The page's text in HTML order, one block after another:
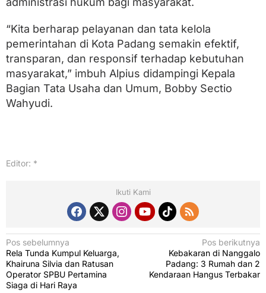
“Kita berharap pelayanan dan tata kelola
pemerintahan di Kota Padang semakin efektif,
transparan, dan responsif terhadap kebutuhan
masyarakat,” imbuh Alpius didampingi Kepala
Bagian Tata Usaha dan Umum, Bobby Sectio
Wahyudi.
Editor: *
Ikuti Kami
N
a
v
Pos sebelumnya
Rela Tunda Kumpul Keluarga,
Khairuna Silvia dan Ratusan
Operator SPBU Pertamina
Siaga di Hari Raya
Pos berikutnya
Kebakaran di Nanggalo
Padang: 3 Rumah dan 2
Kendaraan Hangus Terbakar